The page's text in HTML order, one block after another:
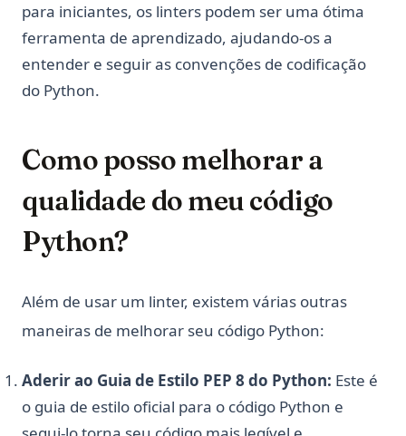
para iniciantes, os linters podem ser uma ótima
ferramenta de aprendizado, ajudando-os a
entender e seguir as convenções de codificação
do Python.
Como posso melhorar a
qualidade do meu código
Python?
Além de usar um linter, existem várias outras
maneiras de melhorar seu código Python:
Aderir ao Guia de Estilo PEP 8 do Python: Este é
o guia de estilo oficial para o código Python e